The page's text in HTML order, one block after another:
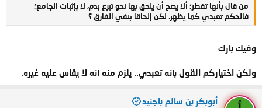
من قال بأنها تفطر؛ ألا يصح أن يلحق بها نحو تبرع بدم، لا بإثبات الجامع؛
فالحكم تعبدي كما يظهر، لكن إلحاقا بنفي الفارق ؟
وفيك بارك
ولكن اختياركم القول بأنه تعبدي.. يلزم منه أنه لا يقاس عليه غيره.
أبوبكر بن سالم باجنيد